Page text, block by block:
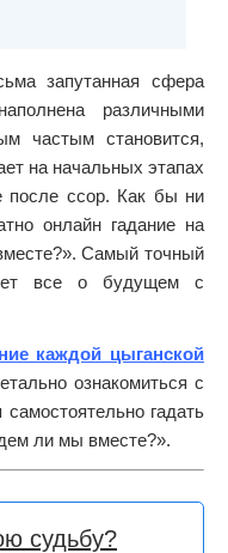
запутанная сфера
различными
частым становится,
на начальных этапах
после ссор. Как бы ни
онлайн гадание на
Самый точный
все о будущем с
каждой цыганской
ознакомиться с
гадать
ли мы вместе?».
судьбу?